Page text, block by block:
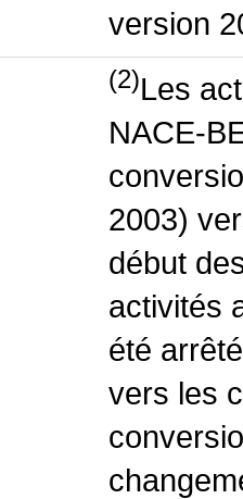
version
(2)Les
NACE-
2003)
début
activités
été
vers les